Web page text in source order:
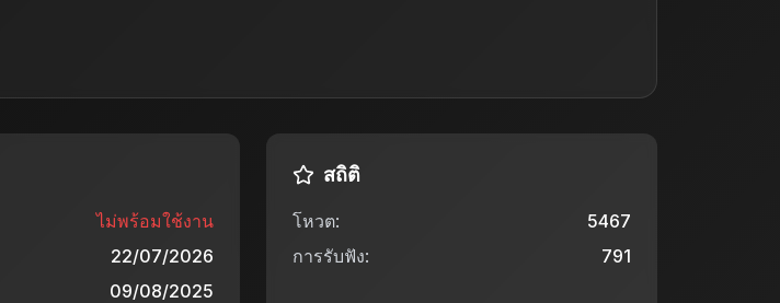
ไม่พร้อมใช้งาน
22/07/2026
09/08/2025
สถิติ
โหวต:
5467
การรับฟัง: 791